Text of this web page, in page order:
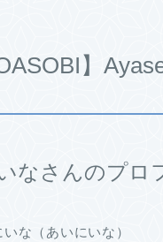
】
なさんのプロ
な（あいにいな）